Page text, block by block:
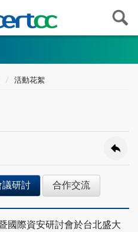
活動花絮
議研討 合作交流
國際資安研討會於台北盛大